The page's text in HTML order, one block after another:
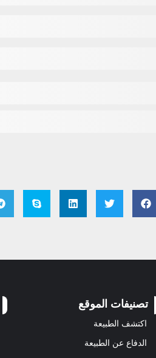
تصنيفات الموقع
اكتشف الطبيعة
الدفاع عن الطبيعة